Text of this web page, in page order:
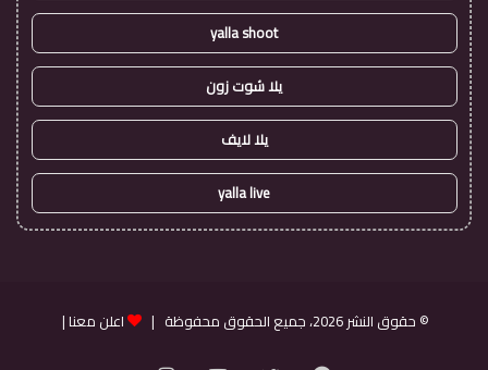
yalla shoot
يلا شوت زون
يلا لايف
yalla live
© حقوق النشر 2026، جميع الحقوق محفوظة | اعلن معنا |